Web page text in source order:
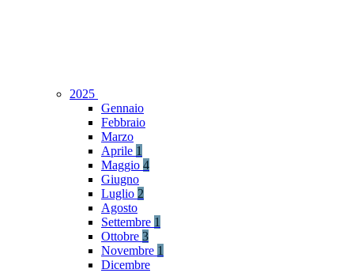
2025
Gennaio
Febbraio
Marzo
Aprile 1
Maggio 4
Giugno
Luglio 2
Agosto
Settembre 1
Ottobre 3
Novembre 1
Dicembre